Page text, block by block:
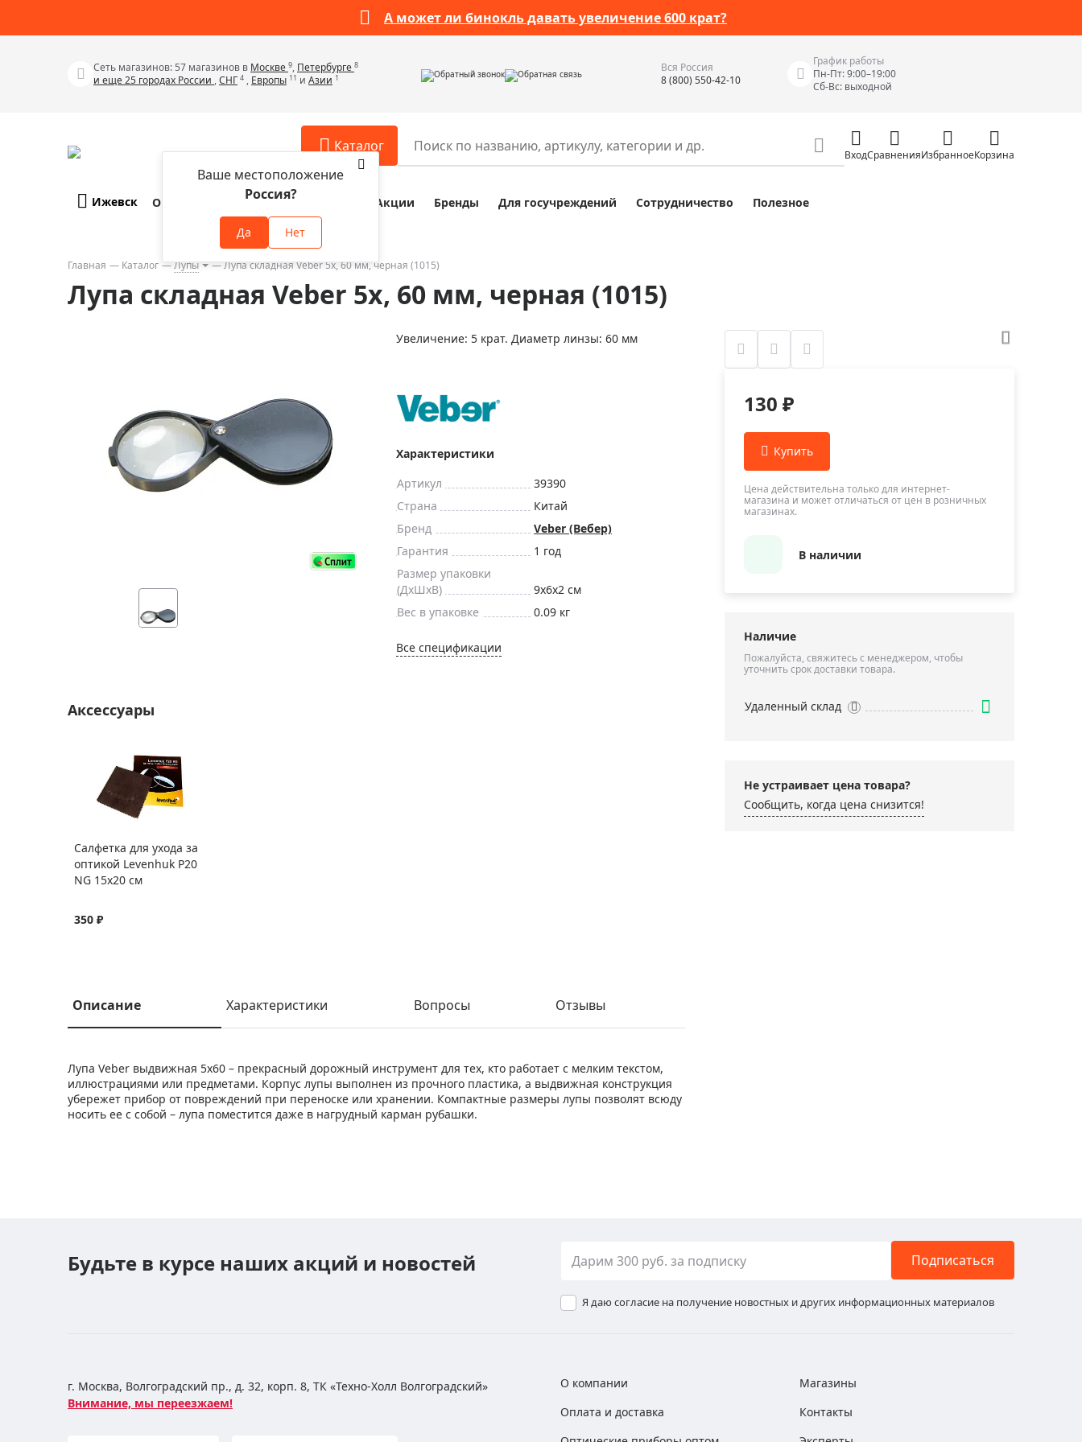
А может ли бинокль давать увеличение 600 крат?
Сеть магазинов: 57 магазинов в Москве 9, Петербурге 8
и еще 25 городах России ,СНГ 4 , Европы 11 и Азии 1 Обратный звонок Обратная связь
Вся Россия
8 (800) 550-42-10
График работы
Пн-Пт: 9:00–19:00
Сб-Вс: выходной
Каталог
Телескопы
Бинокли
Зрительные трубы
Тепловизоры
Прицелы
Фотогаджеты
Астропланетарии
Подарки
Аксессуары для микроскопов
Аксессуары для зрительных труб
Аксессуары для луп
Распродажа
Распродажа оптики по специальным
ценам
Распродажа выставочных образцов
Разное
Наборы исследователя Bresser Junior
Глобусы
Трихинеллоскопы
Карты, постеры, литература
Фонари
Фотоловушки
Экшн-камеры
Измерительные инструменты
Приборы неразрушающего контроля
Приборы теплового контроля
Влагомеры (датчики влажности)
Измерители параметров окружающей
среды
Видеоэндоскопы
Металлоискатели
Теодолиты
Прочее
ВходСравненияИзбранноеКорзина
Ижевск
Ваше местоположение
Россия?
Да Нет
О компании Оплата и доставка Акции Бренды Для госучреждений Сотрудничество Полезное
Главная Каталог Лупы Лупа складная Veber 5x, 60 мм, черная (1015)
Лупа складная Veber 5x, 60 мм, черная (1015)
Увеличение: 5 крат. Диаметр линзы: 60 мм
Характеристики
Артикул
39390
Страна
Китай
Бренд
Veber (Вебер)
Гарантия
1 год
Размер упаковки
(ДxШxВ)
9x6x2 см
Вес в упаковке
0.09 кг
Все спецификации
Аксессуары
Салфетка для ухода за
оптикой Levenhuk P20
NG 15x20 см
350 ₽
Описание Характеристики Вопросы Отзывы
Лупа Veber выдвижная 5x60 – прекрасный дорожный инструмент для тех, кто работает с мелким текстом,
иллюстрациями или предметами. Корпус лупы выполнен из прочного пластика, а выдвижная конструкция
убережет прибор от повреждений при переноске или хранении. Компактные размеры лупы позволят всюду
носить ее с собой – лупа поместится даже в нагрудный карман рубашки.
130 ₽
Цена действительна только для интернет-
магазина и может отличаться от цен в розничных
магазинах.
В наличии
Наличие
Пожалуйста, свяжитесь с менеджером, чтобы
уточнить срок доставки товара.
Удаленный склад
Не устраивает цена товара?
Сообщить, когда цена снизится!
Будьте в курсе наших акций и новостей Подписаться
Я даю согласие на получение новостных и других информационных материалов
г. Москва, Волгоградский пр., д. 32, корп. 8, ТК «Техно-Холл Волгоградский»
Внимание, мы переезжаем!
О компании
Оплата и доставка
Магазины
Контакты